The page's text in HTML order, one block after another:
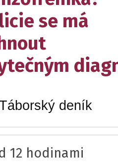
se má
deník
12 hodinami